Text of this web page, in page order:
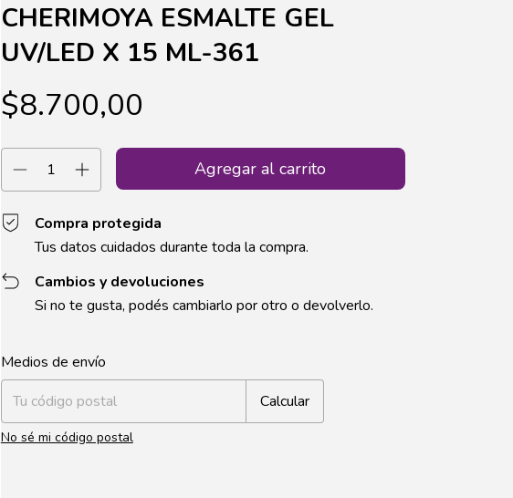
CHERIMOYA ESMALTE GEL
UV/LED X 15 ML-361
$8.700,00
Compra protegida
Tus datos cuidados durante toda la compra.
Cambios y devoluciones
Si no te gusta, podés cambiarlo por otro o devolverlo.
Entregas para el CP:
Medios de envío
Calcular
No sé mi código postal